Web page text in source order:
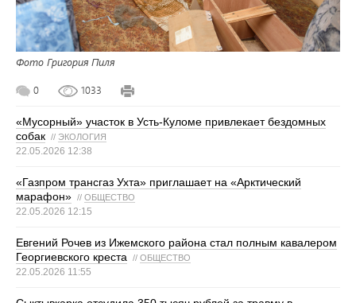
Фото Григория Пиля
0 1033
«Мусорный» участок в Усть-Куломе привлекает бездомных
собак // ЭКОЛОГИЯ
22.05.2026 12:38
«Газпром трансгаз Ухта» приглашает на «Арктический
марафон» // ОБЩЕСТВО
22.05.2026 12:15
Евгений Рочев из Ижемского района стал полным кавалером
Георгиевского креста
// ОБЩЕСТВО
22.05.2026 11:55